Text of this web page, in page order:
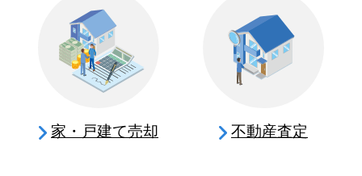
家・戸建て売却 不動産査定